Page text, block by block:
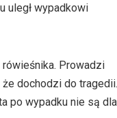
uległ wypadkowi
Prowadzi
dochodzi do tragedii.
po wypadku nie są dla